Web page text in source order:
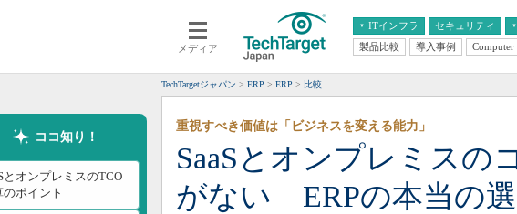
メディア
ITインフラ
クラウド
スマートモバイル
ネットワーク
システム運用管理
セキュリティ
エンタープライズAI
ERP
CX
情報系システム
経営と
製品比較 導入事例 Computer
TechTargetジャパン ERP ERP 比較
ココ知り！
とオンプレミスのTCO
のポイント
SaaSとオンプレミスの
がない ERPの本当の
重視すべき価値は「ビジネスを変える能力」